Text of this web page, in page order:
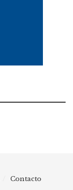
Contacto